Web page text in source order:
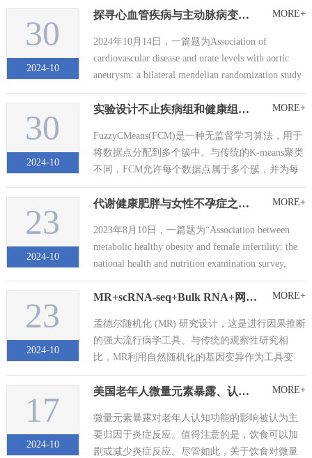
产和巨大儿。 2024年3月，中国学者在《Maternal
30
2024-10
探寻心血管疾病与主动脉病变之间的因果关系：孟德尔随机化分析揭示新视角 MORE+
2024年10月14日，一篇题为Association of
cardiovascular disease and urate levels with aortic
aneurysm: a bilateral mendelian randomization study
的孟德尔随机化研究论文发...
30
2024-10
实验设计不止疾病组和健康组怎么办？快让Fuzzy C Means聚类来帮忙 MORE+
FuzzyCMeans(FCM)是一种无监督学习算法，用于
将数据点分配到多个簇中。与传统的K-means聚类
不同，FCM允许每个数据点属于多个簇，并为每
个数据点分配一个隶属度，表示该点属于某个簇
的程度。作者通过将Fuzzy C Means和WGCNA结
23
2024-10
代谢健康肥胖与女性不孕症之间的关联 MORE+
2023年8月10日，一篇题为“Association between
metabolic healthy obesity and female infertility: the
national health and nutrition examination survey,
2013...
23
2024-10
MR+scRNA-seq+Bulk RNA+网络药理学，一锅“东北乱炖”一举拿下2区 MORE+
孟德尔随机化 (MR) 研究设计，这是进行因果推断
的强大流行病学工具。与传统的观察性研究相
比，MR利用自然随机化的基因变异作为工具变
量，从而评估暴露与结局之间的因果关系。单细
胞转录组学提供高分辨率的细胞类型和功能特
作...
17
2024-10
美国老年人微量元素暴露、认知功能和饮食炎症指数之间的关系 MORE+
微量元素暴露对老年人认知功能的影响被认为主
要归因于炎症反应。值得注意的是，饮食可以加
剧或减少炎症反应。尽管如此，关于饮食对微量